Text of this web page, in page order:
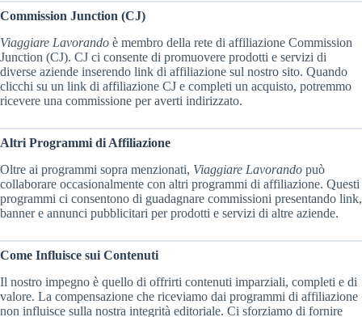
Commission Junction (CJ)
Viaggiare Lavorando è membro della rete di affiliazione Commission
Junction (CJ). CJ ci consente di promuovere prodotti e servizi di
diverse aziende inserendo link di affiliazione sul nostro sito. Quando
clicchi su un link di affiliazione CJ e completi un acquisto, potremmo
ricevere una commissione per averti indirizzato.
Altri Programmi di Affiliazione
Oltre ai programmi sopra menzionati, Viaggiare Lavorando può
collaborare occasionalmente con altri programmi di affiliazione. Questi
programmi ci consentono di guadagnare commissioni presentando link,
banner e annunci pubblicitari per prodotti e servizi di altre aziende.
Come Influisce sui Contenuti
Il nostro impegno è quello di offrirti contenuti imparziali, completi e di
valore. La compensazione che riceviamo dai programmi di affiliazione
non influisce sulla nostra integrità editoriale. Ci sforziamo di fornire